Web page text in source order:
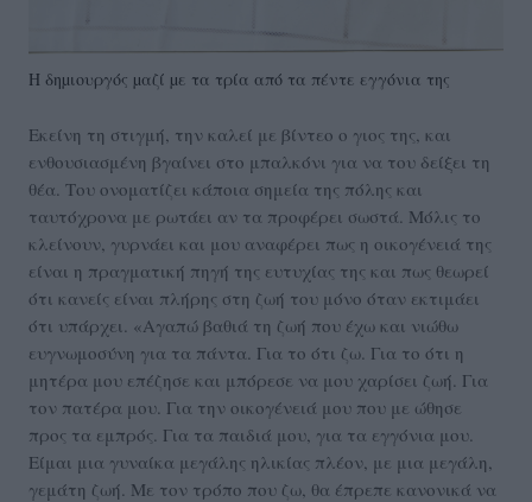
H δηµιουργός µαζί µε τα τρία από τα πέντε εγγόνια της
Εκείνη τη στιγμή, την καλεί με βίντεο ο γιος της, και
ενθουσιασμένη βγαίνει στο μπαλκόνι για να του δείξει τη
θέα. Του ονοματίζει κάποια σημεία της πόλης και
ταυτόχρονα με ρωτάει αν τα προφέρει σωστά. Μόλις το
κλείνουν, γυρνάει και μου αναφέρει πως η οικογένειά της
είναι η πραγματική πηγή της ευτυχίας της και πως θεωρεί
ότι κανείς είναι πλήρης στη ζωή του μόνο όταν εκτιμάει
ότι υπάρχει. «Αγαπώ βαθιά τη ζωή που έχω και νιώθω
ευγνωμοσύνη για τα πάντα. Για το ότι ζω. Για το ότι η
μητέρα μου επέζησε και μπόρεσε να μου χαρίσει ζωή. Για
τον πατέρα μου. Για την οικογένειά μου που με ώθησε
προς τα εμπρός. Για τα παιδιά μου, για τα εγγόνια μου.
Είμαι μια γυναίκα μεγάλης ηλικίας πλέον, με μια μεγάλη,
γεμάτη ζωή. Με τον τρόπο που ζω, θα έπρεπε κανονικά να